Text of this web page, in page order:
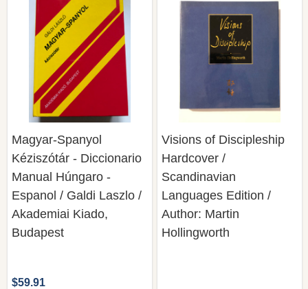
Magyar-Spanyol
Kéziszótár - Diccionario
Manual Húngaro -
Espanol / Galdi Laszlo /
Akademiai Kiado,
Budapest
$59.91
Visions of Discipleship
Hardcover /
Scandinavian
Languages Edition /
Author: Martin
Hollingworth